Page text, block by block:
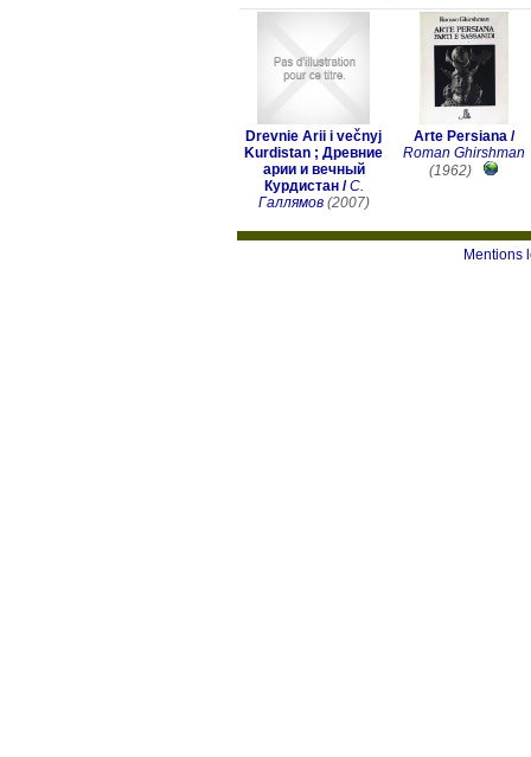
Drevnie Arii i večnyj
Kurdistan ; Древние
арии и вечный
Курдистан/С.
Галлямов(2007)
Arte Persiana /
Roman Ghirshman
(1962)
Mentions